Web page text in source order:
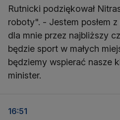
Rutnicki podziękował
roboty". - Jestem posłem
dla mnie przez najbliższy
będzie sport w małych
będziemy wspierać nasze
minister.
16:51